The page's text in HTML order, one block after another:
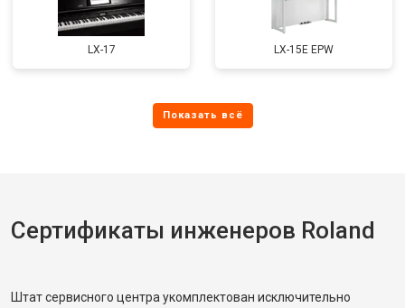
LX-17 LX-15E EPW
Сертификаты инженеров Roland
Штат сервисного центра укомплектован исключительно